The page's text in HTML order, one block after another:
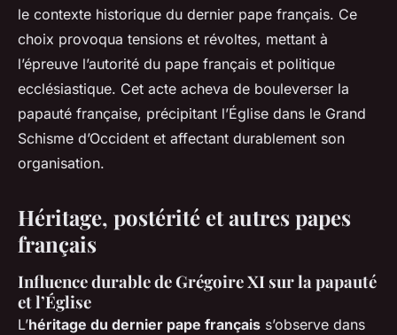
le contexte historique du dernier pape français. Ce
choix provoqua tensions et révoltes, mettant à
l’épreuve l’autorité du pape français et politique
ecclésiastique. Cet acte acheva de bouleverser la
papauté française, précipitant l’Église dans le Grand
Schisme d’Occident et affectant durablement son
organisation.
Héritage, postérité et autres papes
français
Influence durable de Grégoire XI sur la papauté
et l’Église
L’héritage du dernier pape français s’observe dans